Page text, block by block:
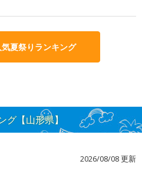
夏祭りランキング
グ【山形県】
2026/08/08 更新